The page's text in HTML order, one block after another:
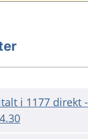
i 1177 direkt -